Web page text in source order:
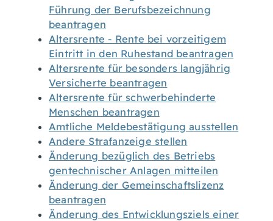
Führung der Berufsbezeichnung
beantragen
Altersrente - Rente bei vorzeitigem
Eintritt in den Ruhestand beantragen
Altersrente für besonders langjährig
Versicherte beantragen
Altersrente für schwerbehinderte
Menschen beantragen
Amtliche Meldebestätigung ausstellen
Andere Strafanzeige stellen
Änderung bezüglich des Betriebs
gentechnischer Anlagen mitteilen
Änderung der Gemeinschaftslizenz
beantragen
Änderung des Entwicklungsziels einer